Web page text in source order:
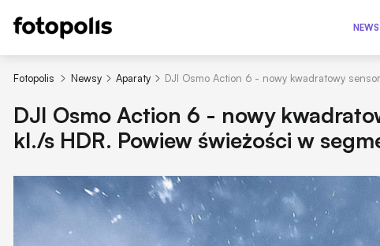
Fotopolis Newsy Aparaty DJI Osmo Action 6 - nowy kwadratowy
DJI Osmo Action 6 - nowy
kl./s HDR. Powiew świeżości w